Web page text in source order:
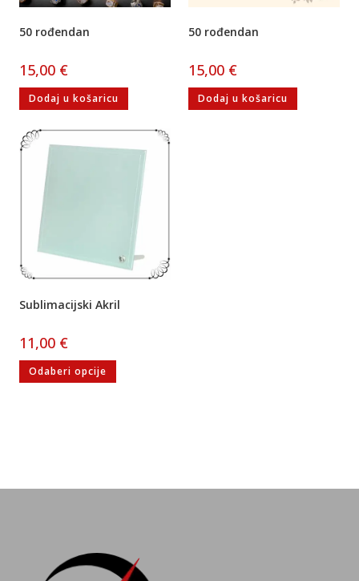
50 rođendan
15,00 €
Dodaj u košaricu
50 rođendan
15,00 €
Dodaj u košaricu
Sublimacijski Akril
11,00 €
Odaberi opcije